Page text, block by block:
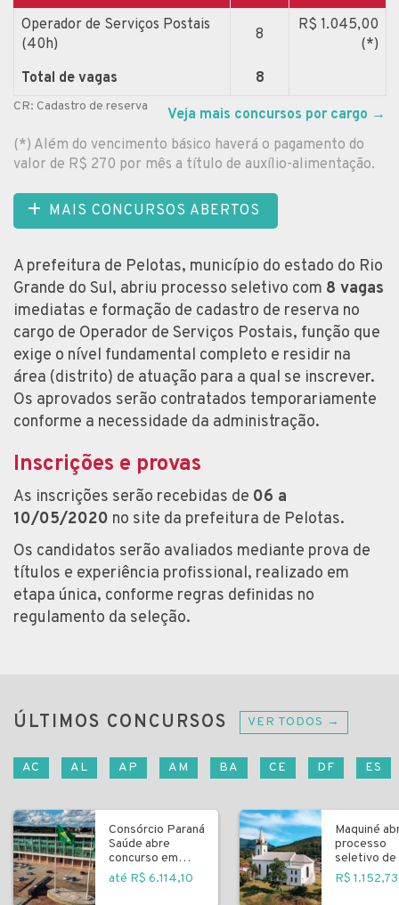
Operador de Serviços Postais
(40h)
8
R$ 1.045,00
(*)
Total de vagas
8
CR: Cadastro de reserva Veja mais concursos por cargo →
(*) Além do vencimento básico haverá o pagamento do
valor de R$ 270 por mês a título de auxílio-alimentação.
MAIS CONCURSOS ABERTOS
A prefeitura de Pelotas, município do estado do Rio
Grande do Sul, abriu processo seletivo com 8 vagas
imediatas e formação de cadastro de reserva no
cargo de Operador de Serviços Postais, função que
exige o nível fundamental completo e residir na
área (distrito) de atuação para a qual se inscrever.
Os aprovados serão contratados temporariamente
conforme a necessidade da administração.
Inscrições e provas
As inscrições serão recebidas de 06 a
10/05/2020 no site da prefeitura de Pelotas.
Os candidatos serão avaliados mediante prova de
títulos e experiência profissional, realizado em
etapa única, conforme regras definidas no
regulamento da seleção.
ÚLTIMOS CONCURSOS VER TODOS →
AC AL AP AM BA CE DF ES
Consórcio Paraná
Saúde abre
concurso em
Curitiba
até R$ 6.114,10
Maquiné
processo
seletivo de
R$ 1.152,73